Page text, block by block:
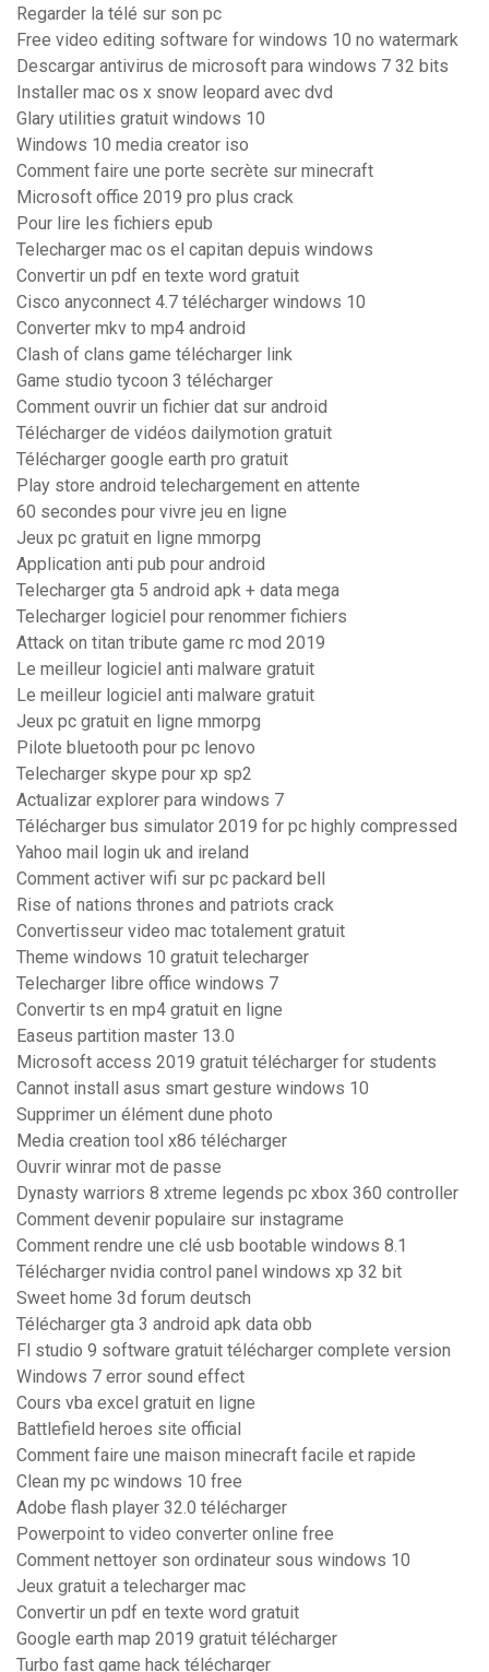
Regarder la télé sur son pc
Free video editing software for windows 10 no watermark
Descargar antivirus de microsoft para windows 7 32 bits
Installer mac os x snow leopard avec dvd
Glary utilities gratuit windows 10
Windows 10 media creator iso
Comment faire une porte secrète sur minecraft
Microsoft office 2019 pro plus crack
Pour lire les fichiers epub
Telecharger mac os el capitan depuis windows
Convertir un pdf en texte word gratuit
Cisco anyconnect 4.7 télécharger windows 10
Converter mkv to mp4 android
Clash of clans game télécharger link
Game studio tycoon 3 télécharger
Comment ouvrir un fichier dat sur android
Télécharger de vidéos dailymotion gratuit
Télécharger google earth pro gratuit
Play store android telechargement en attente
60 secondes pour vivre jeu en ligne
Jeux pc gratuit en ligne mmorpg
Application anti pub pour android
Telecharger gta 5 android apk + data mega
Telecharger logiciel pour renommer fichiers
Attack on titan tribute game rc mod 2019
Le meilleur logiciel anti malware gratuit
Le meilleur logiciel anti malware gratuit
Jeux pc gratuit en ligne mmorpg
Pilote bluetooth pour pc lenovo
Telecharger skype pour xp sp2
Actualizar explorer para windows 7
Télécharger bus simulator 2019 for pc highly compressed
Yahoo mail login uk and ireland
Comment activer wifi sur pc packard bell
Rise of nations thrones and patriots crack
Convertisseur video mac totalement gratuit
Theme windows 10 gratuit telecharger
Telecharger libre office windows 7
Convertir ts en mp4 gratuit en ligne
Easeus partition master 13.0
Microsoft access 2019 gratuit télécharger for students
Cannot install asus smart gesture windows 10
Supprimer un élément dune photo
Media creation tool x86 télécharger
Ouvrir winrar mot de passe
Dynasty warriors 8 xtreme legends pc xbox 360 controller
Comment devenir populaire sur instagrame
Comment rendre une clé usb bootable windows 8.1
Télécharger nvidia control panel windows xp 32 bit
Sweet home 3d forum deutsch
Télécharger gta 3 android apk data obb
Fl studio 9 software gratuit télécharger complete version
Windows 7 error sound effect
Cours vba excel gratuit en ligne
Battlefield heroes site official
Comment faire une maison minecraft facile et rapide
Clean my pc windows 10 free
Adobe flash player 32.0 télécharger
Powerpoint to video converter online free
Comment nettoyer son ordinateur sous windows 10
Jeux gratuit a telecharger mac
Convertir un pdf en texte word gratuit
Google earth map 2019 gratuit télécharger
Turbo fast game hack télécharger